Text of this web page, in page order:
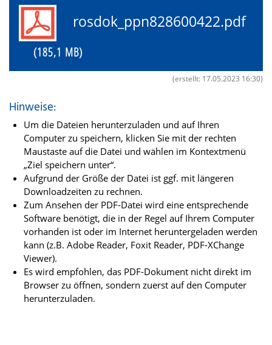
rosdok_ppn828600422.pdf
(185,1 MB)
(erstellt: 17.05.2023 16:30)
Hinweise:
Um die Dateien herunterzuladen und auf Ihren
Computer zu speichern, klicken Sie mit der rechten
Maustaste auf die Datei und wählen im Kontextmenü
„Ziel speichern unter“.
Aufgrund der Größe der Datei ist ggf. mit längeren
Downloadzeiten zu rechnen.
Zum Ansehen der PDF-Datei wird eine entsprechende
Software benötigt, die in der Regel auf Ihrem Computer
vorhanden ist oder im Internet heruntergeladen werden
kann (z.B. Adobe Reader, Foxit Reader, PDF-XChange
Viewer).
Es wird empfohlen, das PDF-Dokument nicht direkt im
Browser zu öffnen, sondern zuerst auf den Computer
herunterzuladen.